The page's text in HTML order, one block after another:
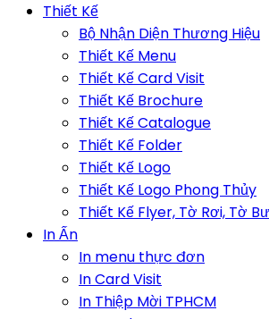
Thiết Kế
Bộ Nhận Diện Thương Hiệu
Thiết Kế Menu
Thiết Kế Card Visit
Thiết Kế Brochure
Thiết Kế Catalogue
Thiết Kế Folder
Thiết Kế Logo
Thiết Kế Logo Phong Thủy
Thiết Kế Flyer, Tờ Rơi, Tờ
In Ấn
In menu thực đơn
In Card Visit
In Thiệp Mời TPHCM